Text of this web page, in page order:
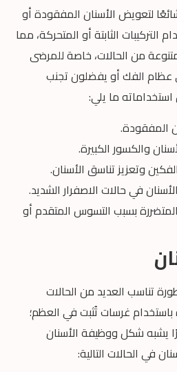
شائعًا لتعويض الأسنان المفقودة أو
التركيبات الثابتة أو المتحركة، مما
من الحالات، خاصة للمرضى
الفك أو يفضلون تجنب
استخداماته ما يلي:
المفقودة.
والكسور الكبيرة.
وتعزيز تناسق الأسنان.
في حالات الاصفرار الشديد.
بسبب التسوس المتقدم أو
تناسب العديد من الحالات
غرسات تُثبت في العظم؛
يشبه شكل ووظيفة الأسنان
في الحالات التالية: